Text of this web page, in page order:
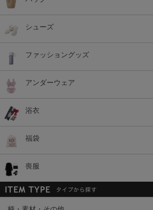
シューズ
ファッショングッズ
アンダーウェア
浴衣
福袋
喪服